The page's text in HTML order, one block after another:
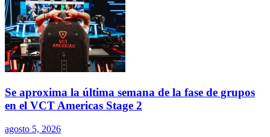
Se aproxima la última semana de la fase de grupos
en el VCT Americas Stage 2
agosto 5, 2026